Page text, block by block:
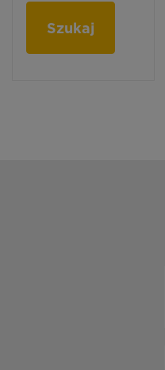
Szukaj